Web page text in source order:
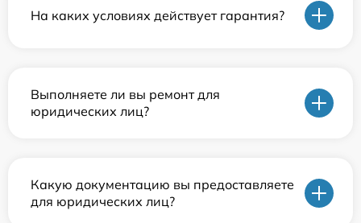
На каких условиях действует гарантия?
Выполняете ли вы ремонт для
юридических лиц?
Какую документацию вы предоставляете
для юридических лиц?